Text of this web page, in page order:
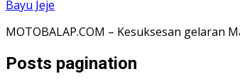
Bayu Jeje
MOTOBALAP.COM – Kesuksesan gelaran
Posts pagination